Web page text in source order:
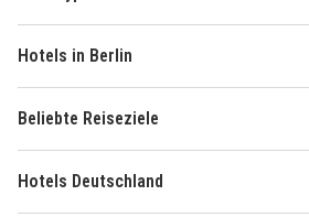
Hotels in Berlin
Beliebte Reiseziele
Hotels Deutschland